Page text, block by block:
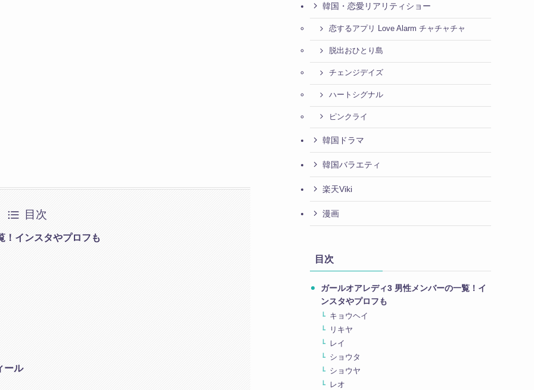
目次
！インスタやプロフも
ール
韓国・恋愛リアリティショー
恋するアプリ Love Alarm チャチャチャ
脱出おひとり島
チェンジデイズ
ハートシグナル
ピンクライ
韓国ドラマ
韓国バラエティ
楽天Viki
漫画
目次
ガールオアレディ3 男性メンバーの一覧！イ
ンスタやプロフも
キョウヘイ
リキヤ
レイ
ショウタ
ショウヤ
レオ